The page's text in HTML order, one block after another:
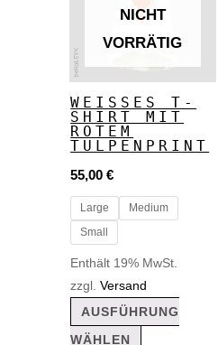
NICHT
VORRÄTIG
WEISSES T-
SHIRT MIT
ROTEM
TULPENPRINT
55,00€
Large
Medium
Small
Enthält 19% MwSt.
zzgl.Versand
AUSFÜHRUNG
WÄHLEN
weist
mehrere
Die
Optionen
auf
Produktseite
gewählt
werden